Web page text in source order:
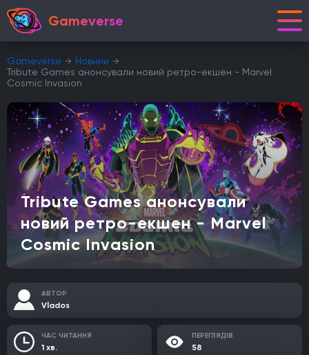
Gameverse
Gameverse
Новини
Tribute Games анонсували новий ретро-екшен - Marvel
Cosmic Invasion
Tribute Games анонсували
новий ретро-екшен - Marvel
Cosmic Invasion
АВТОР
Vlados
ЧАС ЧИТАННЯ
1 хв.
ПЕРЕГЛЯДІВ
58